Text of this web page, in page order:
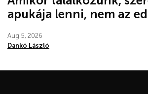
apukája lenni, nem az
Aug 5, 2026
Dankó László